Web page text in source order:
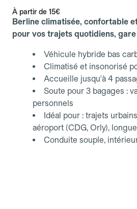
À partir de 15€
Berline climatisée, confortable
pour vos trajets quotidiens,
Véhicule hybride bas
Climatisé et insonorisé
Accueille jusqu'à 4
Soute pour 3 bagages :
personnels
Idéal pour : trajets
aéroport (CDG, Orly),
Conduite souple,